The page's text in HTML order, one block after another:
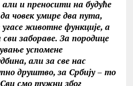
али и преносити на будуће
човек умире два пута,
животне функције, а
забораве. За породице
успомене
али за све нас
друштво, за Србију – то
Сви смо тужни због